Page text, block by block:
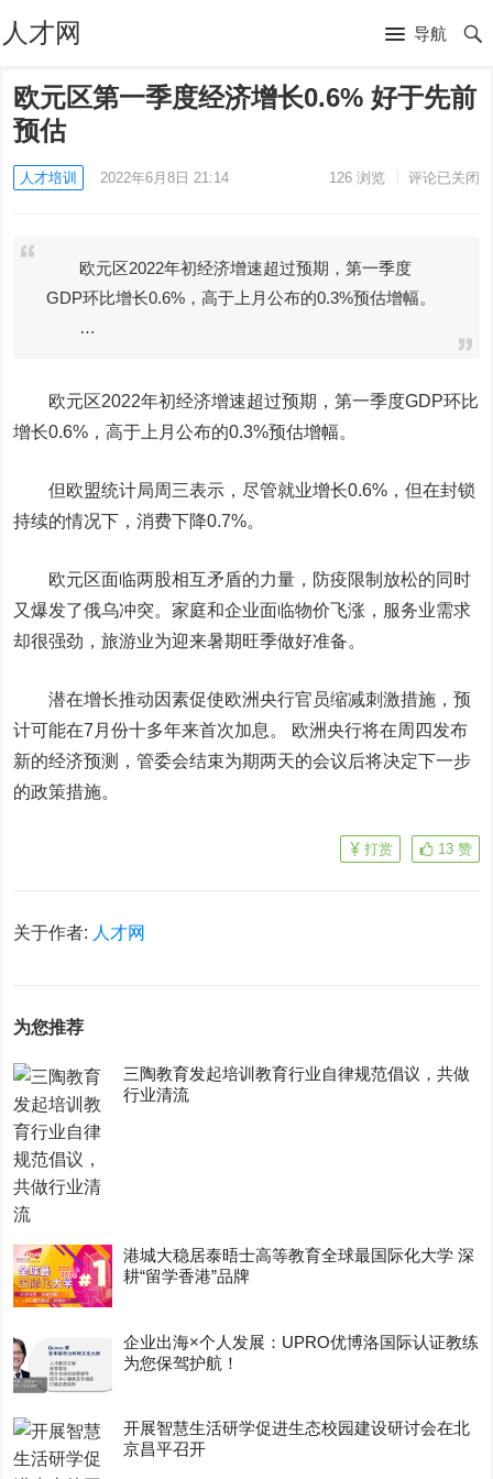
人才网 导航
欧元区第一季度经济增长0.6% 好于先前
预估
人才培训 2022年6月8日 21:14 126浏览 评论已关闭
欧元区2022年初经济增速超过预期，第一季度
GDP环比增长0.6%，高于上月公布的0.3%预估增幅。
…
欧元区2022年初经济增速超过预期，第一季度GDP环比
增长0.6%，高于上月公布的0.3%预估增幅。
但欧盟统计局周三表示，尽管就业增长0.6%，但在封锁
持续的情况下，消费下降0.7%。
欧元区面临两股相互矛盾的力量，防疫限制放松的同时
又爆发了俄乌冲突。家庭和企业面临物价飞涨，服务业需求
却很强劲，旅游业为迎来暑期旺季做好准备。
潜在增长推动因素促使欧洲央行官员缩减刺激措施，预
计可能在7月份十多年来首次加息。 欧洲央行将在周四发布
新的经济预测，管委会结束为期两天的会议后将决定下一步
的政策措施。
13 赞
打赏
关于作者: 人才网
为您推荐
三陶教育发起培训教育行业自律规范倡议，共做
行业清流
港城大稳居泰晤士高等教育全球最国际化大学 深
耕“留学香港”品牌
企业出海×个人发展：UPRO优博洛国际认证教练
为您保驾护航！
开展智慧生活研学促进生态校园建设研讨会在北
京昌平召开